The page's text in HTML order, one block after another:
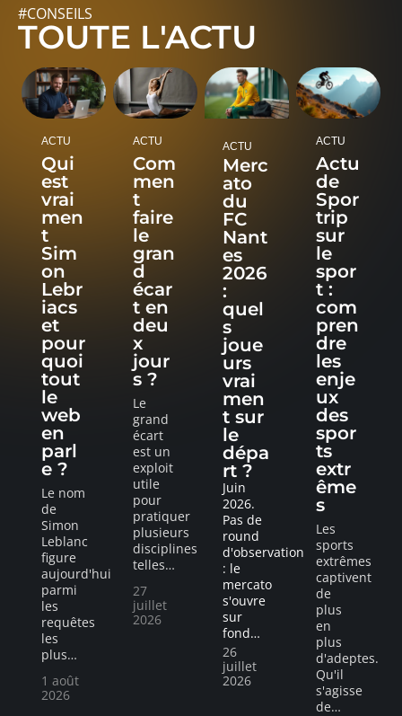
#CONSEILS
TOUTE L'ACTU
ACTU
Qui
est
vrai
men
t
Sim
on
Lebr
iacs
et
pour
quoi
tout
le
web
en
parl
e ?
Le nom
de
Simon
Leblanc
figure
aujourd'hui
parmi
les
requêtes
les
plus…
1 août
2026
ACTU
Com
men
t
faire
le
gran
d
écar
t en
deu
x
jour
s ?
Le
grand
écart
est un
exploit
utile
pour
pratiquer
plusieurs
disciplines
telles…
27
juillet
2026
ACTU
Merc
ato
du
FC
Nant
es
2026
:
quel
s
joue
urs
vrai
men
t sur
le
dépa
rt ?
Juin
2026.
Pas de
round
d'observation
: le
mercato
s'ouvre
sur
fond…
26
juillet
2026
ACTU
Actu
de
Spor
trip
sur
le
spor
t :
com
pren
dre
les
enje
ux
des
spor
ts
extr
ême
s
Les
sports
extrêmes
captivent
de
plus
en
plus
d'adeptes.
Qu'il
s'agisse
de…